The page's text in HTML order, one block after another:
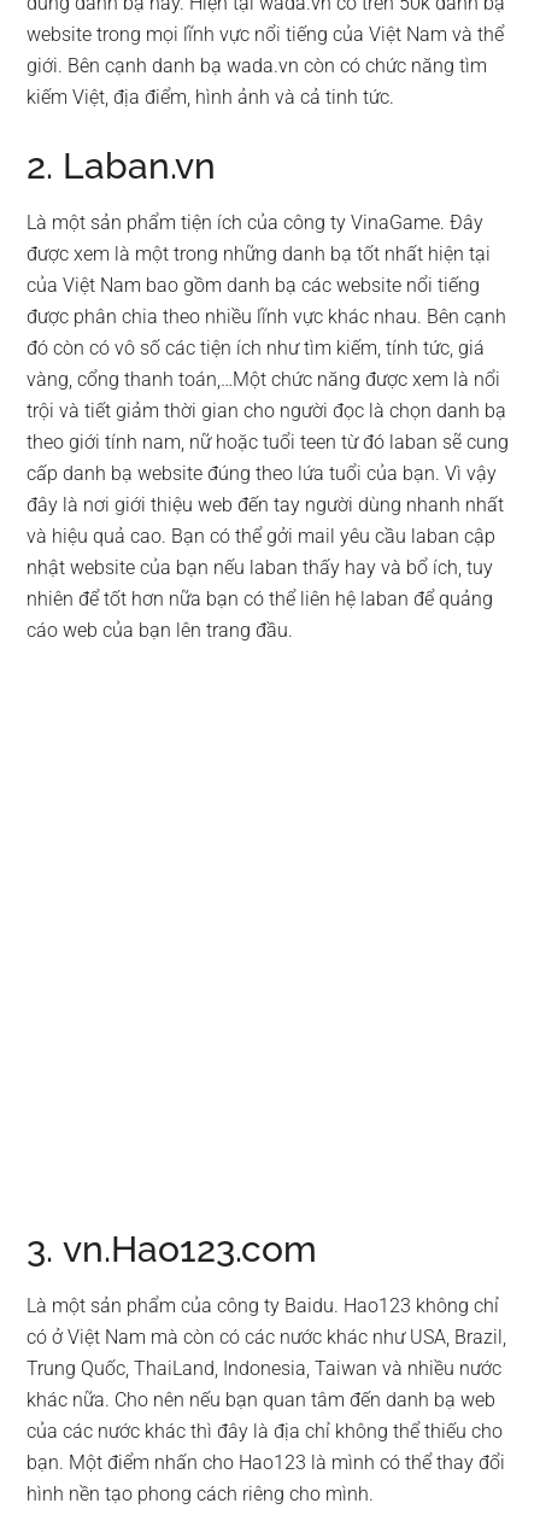
website trong mọi lĩnh vực nổi tiếng của Việt Nam và thể
giới. Bên cạnh danh bạ wada.vn còn có chức năng tìm
kiếm Việt, địa điểm, hình ảnh và cả tinh tức.
2. Laban.vn
Là một sản phẩm tiện ích của công ty VinaGame. Đây
được xem là một trong những danh bạ tốt nhất hiện tại
của Việt Nam bao gồm danh bạ các website nổi tiếng
được phân chia theo nhiều lĩnh vực khác nhau. Bên cạnh
đó còn có vô số các tiện ích như tìm kiếm, tính tức, giá
vàng, cổng thanh toán,…Một chức năng được xem là nổi
trội và tiết giảm thời gian cho người đọc là chọn danh bạ
theo giới tính nam, nữ hoặc tuổi teen từ đó laban sẽ cung
cấp danh bạ website đúng theo lứa tuổi của bạn. Vì vậy
đây là nơi giới thiệu web đến tay người dùng nhanh nhất
và hiệu quả cao. Bạn có thể gởi mail yêu cầu laban cập
nhật website của bạn nếu laban thấy hay và bổ ích, tuy
nhiên để tốt hơn nữa bạn có thể liên hệ laban để quảng
cáo web của bạn lên trang đầu.
3. vn.Hao123.com
Là một sản phẩm của công ty Baidu. Hao123 không chỉ
có ở Việt Nam mà còn có các nước khác như USA, Brazil,
Trung Quốc, ThaiLand, Indonesia, Taiwan và nhiều nước
khác nữa. Cho nên nếu bạn quan tâm đến danh bạ web
của các nước khác thì đây là địa chỉ không thể thiếu cho
bạn. Một điểm nhấn cho Hao123 là mình có thể thay đổi
hình nền tạo phong cách riêng cho mình.